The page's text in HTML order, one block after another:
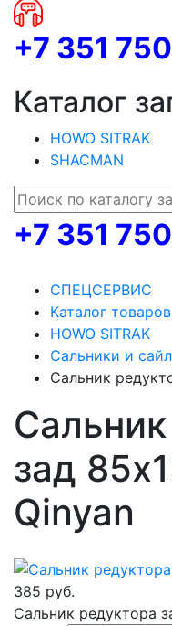
+7 351
Каталог
HOWO SITRAK
SHACMAN
+7 351
СПЕЦСЕРВИС
Каталог товаров
HOWO SITRAK
Сальники и
Сальник
зад
Qinyan
385 руб.
Сальник редуктора